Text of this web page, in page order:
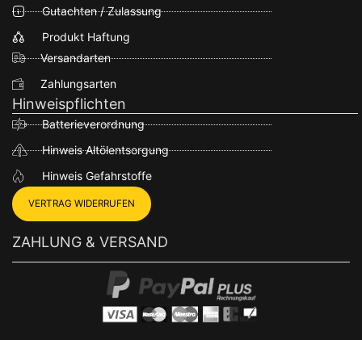
Gutachten / Zulassung
Produkt Haftung
Versandarten
Zahlungsarten
Hinweispflichten
Batterieverordnung
Hinweis Altölentsorgung
Hinweis Gefahrstoffe
VERTRAG WIDERRUFEN
ZAHLUNG & VERSAND